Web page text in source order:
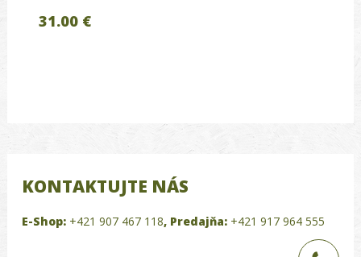
31.00 €
KONTAKTUJTE NÁS
E-Shop: +421 907 467 118, Predajňa: +421 917 964 555